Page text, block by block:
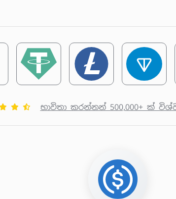
භාවිතා කරන්නන් 500,000+ ක්